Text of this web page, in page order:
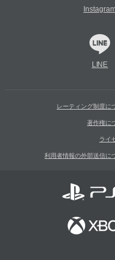
LINE
レーティング制度に
著作権に
ライ
利用者情報の外部送信に